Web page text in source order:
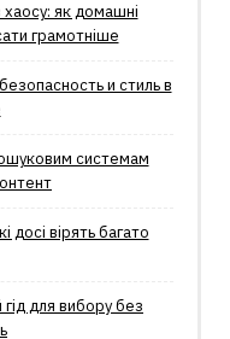
хаосу: як домашні
грамотніше
и стиль в
системам
досі вірять багато
гід для вибору без